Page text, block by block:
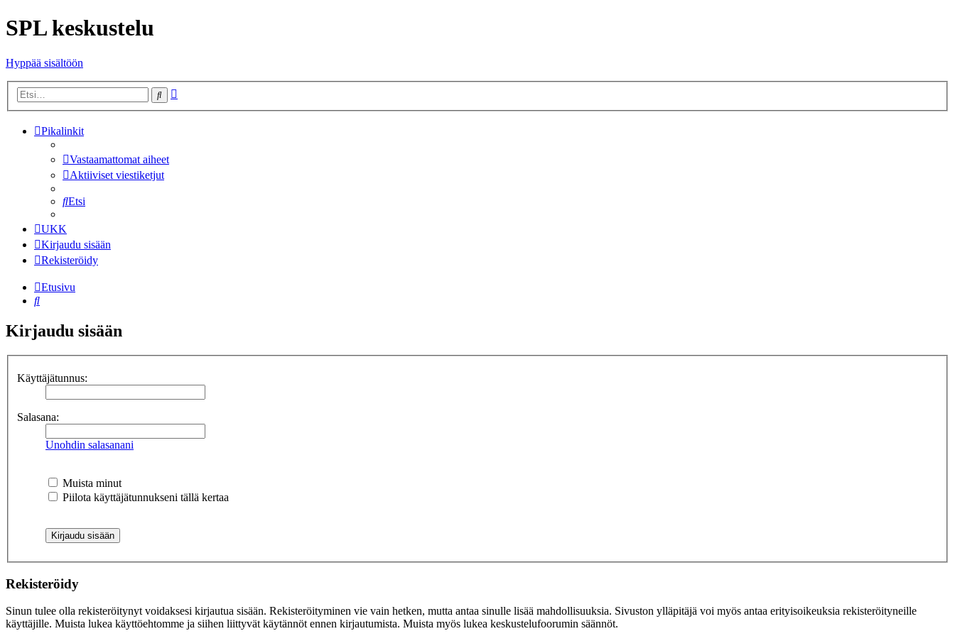
SPL keskustelu
Hyppää sisältöön
Etsi
Pikalinkit
Vastaamattomat aiheet
Aktiiviset viestiketjut
Etsi
UKK
Kirjaudu sisään
Rekisteröidy
Etusivu
Etsi
Kirjaudu sisään
Käyttäjätunnus:
Salasana:
Unohdin salasanani
Muista minut
Piilota käyttäjätunnukseni tällä kertaa
Rekisteröidy
Sinun tulee olla rekisteröitynyt voidaksesi kirjautua sisään. Rekisteröityminen vie vain hetken, mutta antaa sinulle lisää mahdollisuuksia. Sivuston ylläpitäjä voi myös antaa erityisoikeuksia rekisteröityneille
käyttäjille. Muista lukea käyttöehtomme ja siihen liittyvät käytännöt ennen kirjautumista. Muista myös lukea keskustelufoorumin säännöt.